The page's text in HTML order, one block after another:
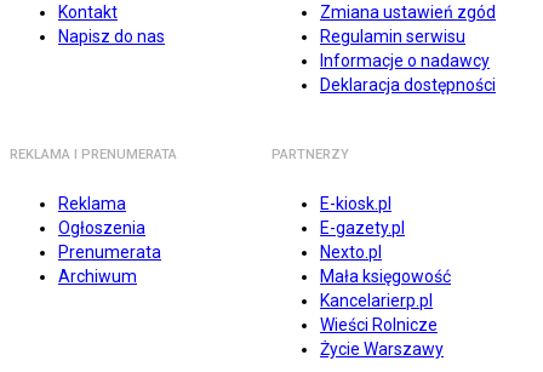
Kontakt
Napisz do nas
Zmiana ustawień zgód
Regulamin serwisu
Informacje o nadawcy
Deklaracja dostępności
REKLAMA I PRENUMERATA
Reklama
Ogłoszenia
Prenumerata
Archiwum
PARTNERZY
E-kiosk.pl
E-gazety.pl
Nexto.pl
Mała księgowość
Kancelarierp.pl
Wieści Rolnicze
Życie Warszawy